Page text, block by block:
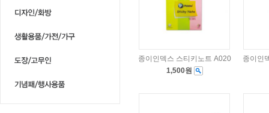
종이인덱스 스티키노트 A020
1,500원
종이인